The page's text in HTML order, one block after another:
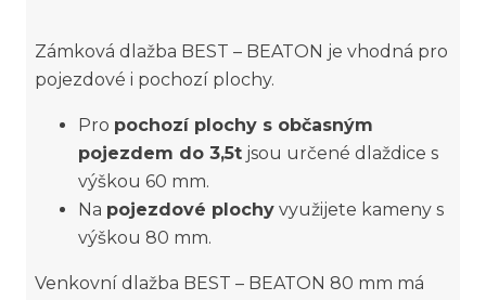
Zámková dlažba BEST – BEATON je vhodná pro
pojezdové i pochozí plochy.
Pro pochozí plochy s občasným
pojezdem do 3,5t jsou určené dlaždice s
výškou 60 mm.
Na pojezdové plochy využijete kameny s
výškou 80 mm.
Venkovní dlažba BEST – BEATON 80 mm má